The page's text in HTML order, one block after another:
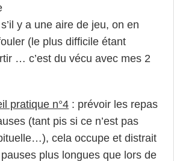
y a une aire de jeu, on en
(le plus difficile étant
… c’est du vécu avec mes 2
pratique n°4 : prévoir les repas
(tant pis si ce n’est pas
cela occupe et distrait
plus longues que lors de